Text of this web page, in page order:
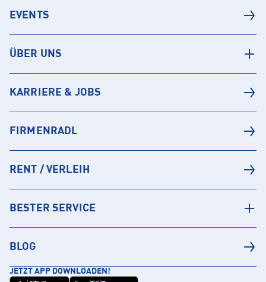
EVENTS
ÜBER UNS
KARRIERE & JOBS
FIRMENRADL
RENT / VERLEIH
BESTER SERVICE
BLOG
JETZT APP DOWNLOADEN!